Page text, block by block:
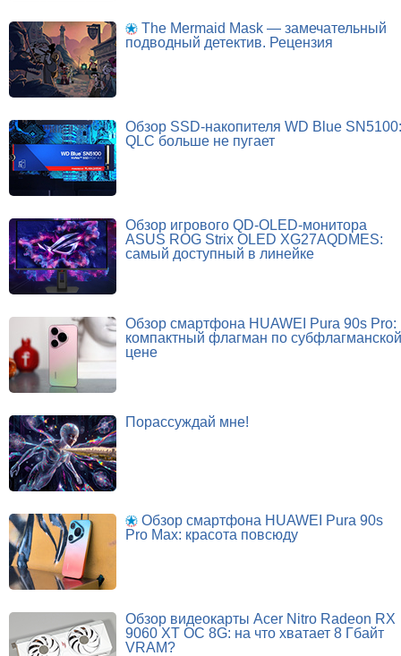
The Mermaid Mask — замечательный
подводный детектив. Рецензия
Обзор SSD-накопителя WD Blue SN5100:
QLC больше не пугает
Обзор игрового QD-OLED-монитора
ASUS ROG Strix OLED XG27AQDMES:
самый доступный в линейке
Обзор смартфона HUAWEI Pura 90s Pro:
компактный флагман по субфлагманской
цене
Порассуждай мне!
Обзор смартфона HUAWEI Pura 90s
Pro Max: красота повсюду
Обзор видеокарты Acer Nitro Radeon RX
9060 XT OC 8G: на что хватает 8 Гбайт
VRAM?